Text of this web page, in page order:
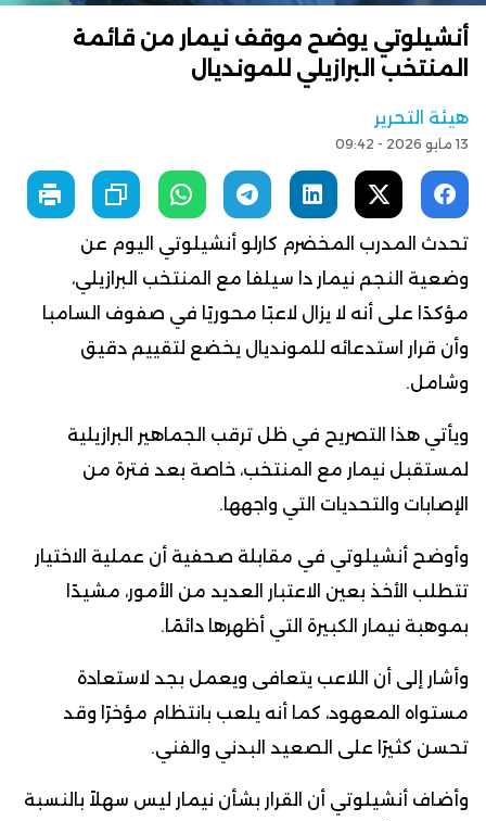
أنشيلوتي يوضح موقف نيمار من قائمة
المنتخب البرازيلي للمونديال
هيئة التحرير
13 مايو 2026 - 09:42
تحدث المدرب المخضرم كارلو أنشيلوتي اليوم عن
وضعية النجم نيمار دا سيلفا مع المنتخب البرازيلي،
مؤكدًا على أنه لا يزال لاعبًا محوريًا في صفوف السامبا
وأن قرار استدعائه للمونديال يخضع لتقييم دقيق
وشامل.
ويأتي هذا التصريح في ظل ترقب الجماهير البرازيلية
لمستقبل نيمار مع المنتخب، خاصة بعد فترة من
الإصابات والتحديات التي واجهها.
وأوضح أنشيلوتي في مقابلة صحفية أن عملية الاختيار
تتطلب الأخذ بعين الاعتبار العديد من الأمور، مشيدًا
بموهبة نيمار الكبيرة التي أظهرها دائمًا.
وأشار إلى أن اللاعب يتعافى ويعمل بجد لاستعادة
مستواه المعهود، كما أنه يلعب بانتظام مؤخرًا وقد
تحسن كثيرًا على الصعيد البدني والفني.
وأضاف أنشيلوتي أن القرار بشأن نيمار ليس سهلاً بالنسبة